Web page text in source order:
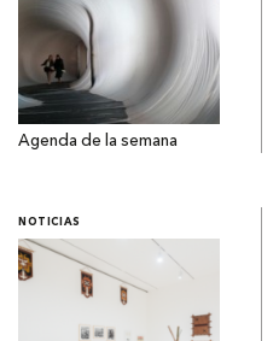
Agenda de la semana
NOTICIAS